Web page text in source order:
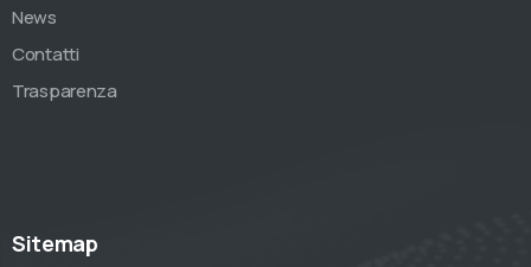
News
Contatti
Trasparenza
Sitemap